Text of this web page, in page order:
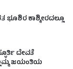
ಭೂಶಿರ ಕಾಶ್ಮೀರದಲ್ಲೂ
ದೇವತೆ
ಜಯಂತಿಯ